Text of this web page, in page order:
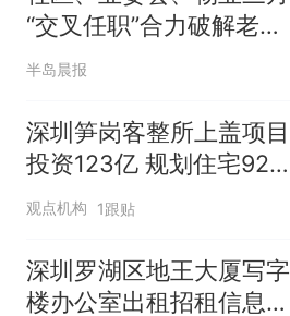
“交叉任职”合力破解老旧
小区治理难题
半岛晨报
深圳笋岗客整所上盖项目
投资123亿 规划住宅92万
平方米
观点机构 1跟贴
深圳罗湖区地王大厦写字
楼办公室出租招租信息：